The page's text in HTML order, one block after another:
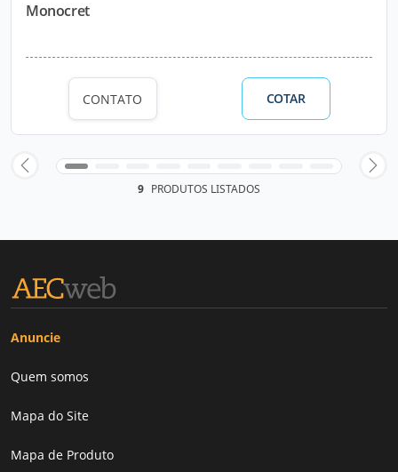
Monocret
CONTATO COTAR
9 PRODUTOS LISTADOS
Anuncie
Quem somos
Mapa do Site
Mapa de Produto